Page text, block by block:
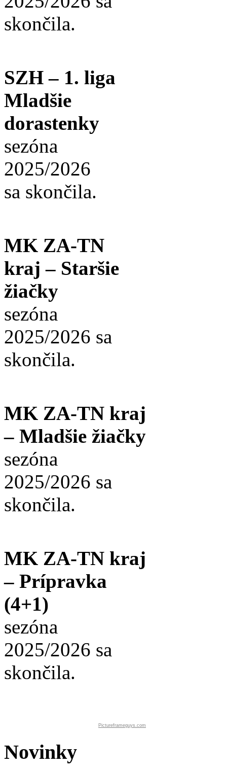
skončila.
SZH – 1. liga
Mladšie
dorastenky
sezóna
2025/2026
sa skončila.
MK ZA-TN
kraj – Staršie
žiačky
sezóna
2025/2026 sa
skončila.
MK ZA-TN kraj
– Mladšie žiačky
sezóna
2025/2026 sa
skončila.
MK ZA-TN kraj
– Prípravka
(4+1)
sezóna
2025/2026 sa
skončila.
Pictureframeguys.com
Novinky